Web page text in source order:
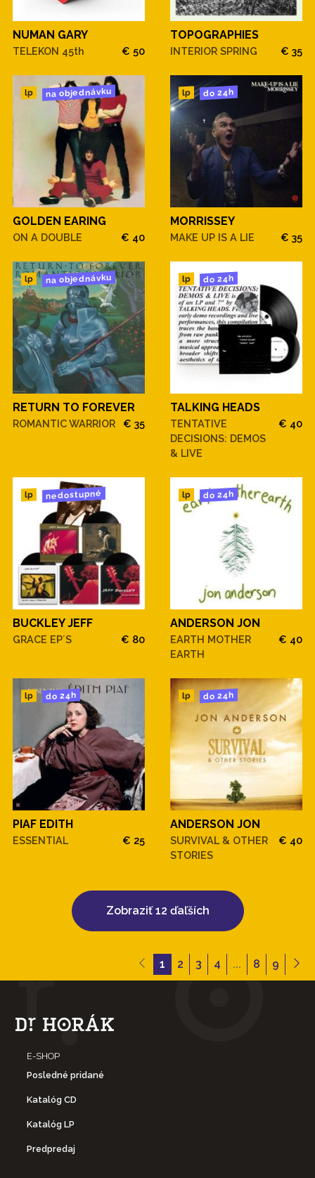
NUMAN GARY
TELEKON 45th € 50
TOPOGRAPHIES
INTERIOR SPRING € 35
lp na objednávku
GOLDEN EARING
ON A DOUBLE € 40
lp do 24h
MORRISSEY
MAKE UP IS A LIE € 35
lp na objednávku
RETURN TO FOREVER
ROMANTIC WARRIOR € 35
lp do 24h
TALKING HEADS
TENTATIVE
DECISIONS: DEMOS
& LIVE
€ 40
lp nedostupné
BUCKLEY JEFF
GRACE EP´S € 80
lp do 24h
ANDERSON JON
EARTH MOTHER
EARTH
€ 40
lp do 24h
PIAF EDITH
ESSENTIAL € 25
lp do 24h
ANDERSON JON
SURVIVAL & OTHER
STORIES
€ 40
Zobraziť 12 ďaľších
1 2 3 4 ... 8 9
E-SHOP
Posledné pridané
Katalóg CD
Katalóg LP
Predpredaj